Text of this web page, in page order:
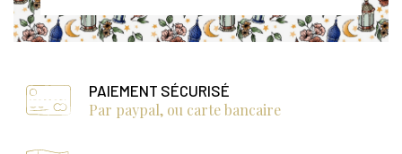
PAIEMENT SÉCURISÉ
Par paypal, ou carte bancaire